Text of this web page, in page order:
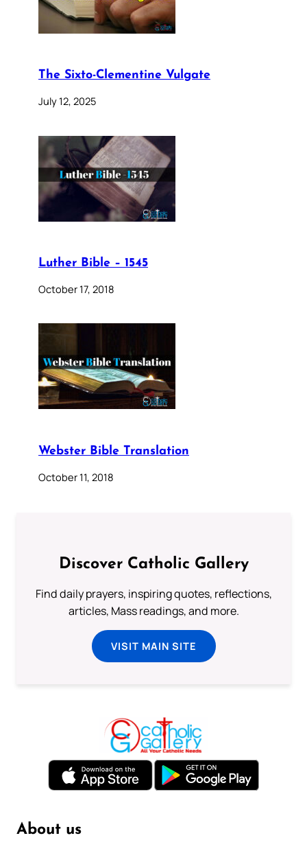
The Sixto-Clementine Vulgate
July 12, 2025
Luther Bible – 1545
October 17, 2018
Webster Bible Translation
October 11, 2018
Discover Catholic Gallery
Find daily prayers, inspiring quotes, reflections,
articles, Mass readings, and more.
VISIT MAIN SITE
About us